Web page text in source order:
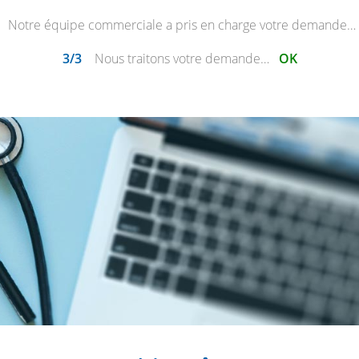
Notre équipe commerciale a pris en charge votre demande…
3/3
Nous traitons votre demande… OK